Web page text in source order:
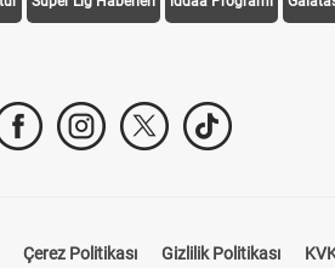
Çerez Politikası Gizlilik Politikası